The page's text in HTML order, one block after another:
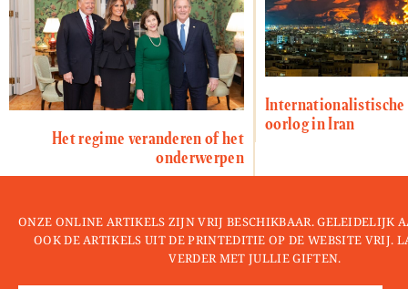
Het regime veranderen of het
onderwerpen
Internationalistische
oorlog in Iran
ONZE ONLINE ARTIKELS ZIJN VRIJ BESCHIKBAAR. GELEIDELIJK
OOK DE ARTIKELS UIT DE PRINTEDITIE OP DE WEBSITE VRIJ.
VERDER MET JULLIE GIFTEN.